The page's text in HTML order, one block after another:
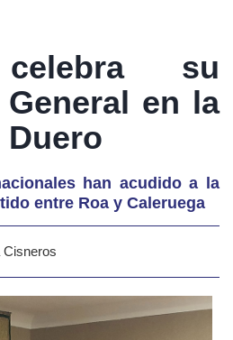
su
en la
Duero
han acudido a la
entre Roa y Caleruega
Cisneros